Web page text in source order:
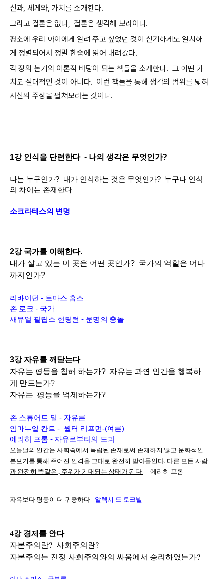
신과, 세게와, 가치를 소개한다.
그리고 결론은 없다, 결론은 생각해 보라이다.
평소에 우리 아이에게 알려 주고 싶었던 것이 신기하게도 일치하
게 정렬되어서 정말 한숨에 읽어 내려갔다.
각 장의 논거의 이론적 바탕이 되는 책들을 소개한다. 그 어떤 가
치도 절대적인 것이 아니다. 이런 책들을 통해 생각의 범위를 넓혀
자신의 주장을 펼쳐보라는 것이다.
1강 인식을 단련한다  - 나의 생각은 무엇인가?
나는 누구인가?  내가 인식하는 것은 무엇인가?  누구나 인식
의 차이는 존재한다.
소크라테스의 변명
2강 국가를 이해한다.
내가 살고 있는 이 곳은 어떤 곳인가?  국가의 역할은 어다
까지인가?
리바이던 - 토마스 홉스
존 로크 - 국가
새뮤얼 필립스 헌팅턴 - 문명의 충돌
3강 자유를 깨닫는다
자유는 평등을 침해 하는가?  자유는 과연 인간을 행복하
게 만드는가?
자유는  평등을 억제하는가?
존 스튜어트 밀 - 자유론
임마누엘 칸트 -  월터 리프먼-(여론)
에리히 프롬 - 자유로부터의 도피
오늘날의 인간은 사회속에서 독립된 존재로써 존재하지 않고 문화적인
본보기를 통해 주어진 인격을 그대로 완전히 받아들인다. 다른 모든 사람
과 완전히 똑같은 , 주위가 기대되는 상태가 된다
- 에리히 프롬
자유보다 평등이 더 귀중하다 - 알렉시 드 토크빌
4강 경제를 안다
자본주의란?  사회주의란?
자본주의는 진정 사회주의와의 싸움에서 승리하였는가?